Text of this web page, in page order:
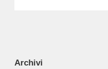
Archivi